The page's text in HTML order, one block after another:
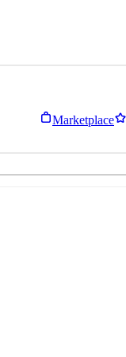
Marketplace